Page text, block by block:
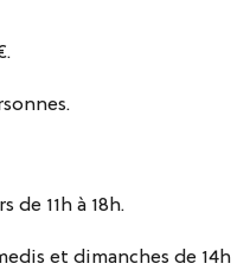
de 11h à 18h.
et dimanches de 14h